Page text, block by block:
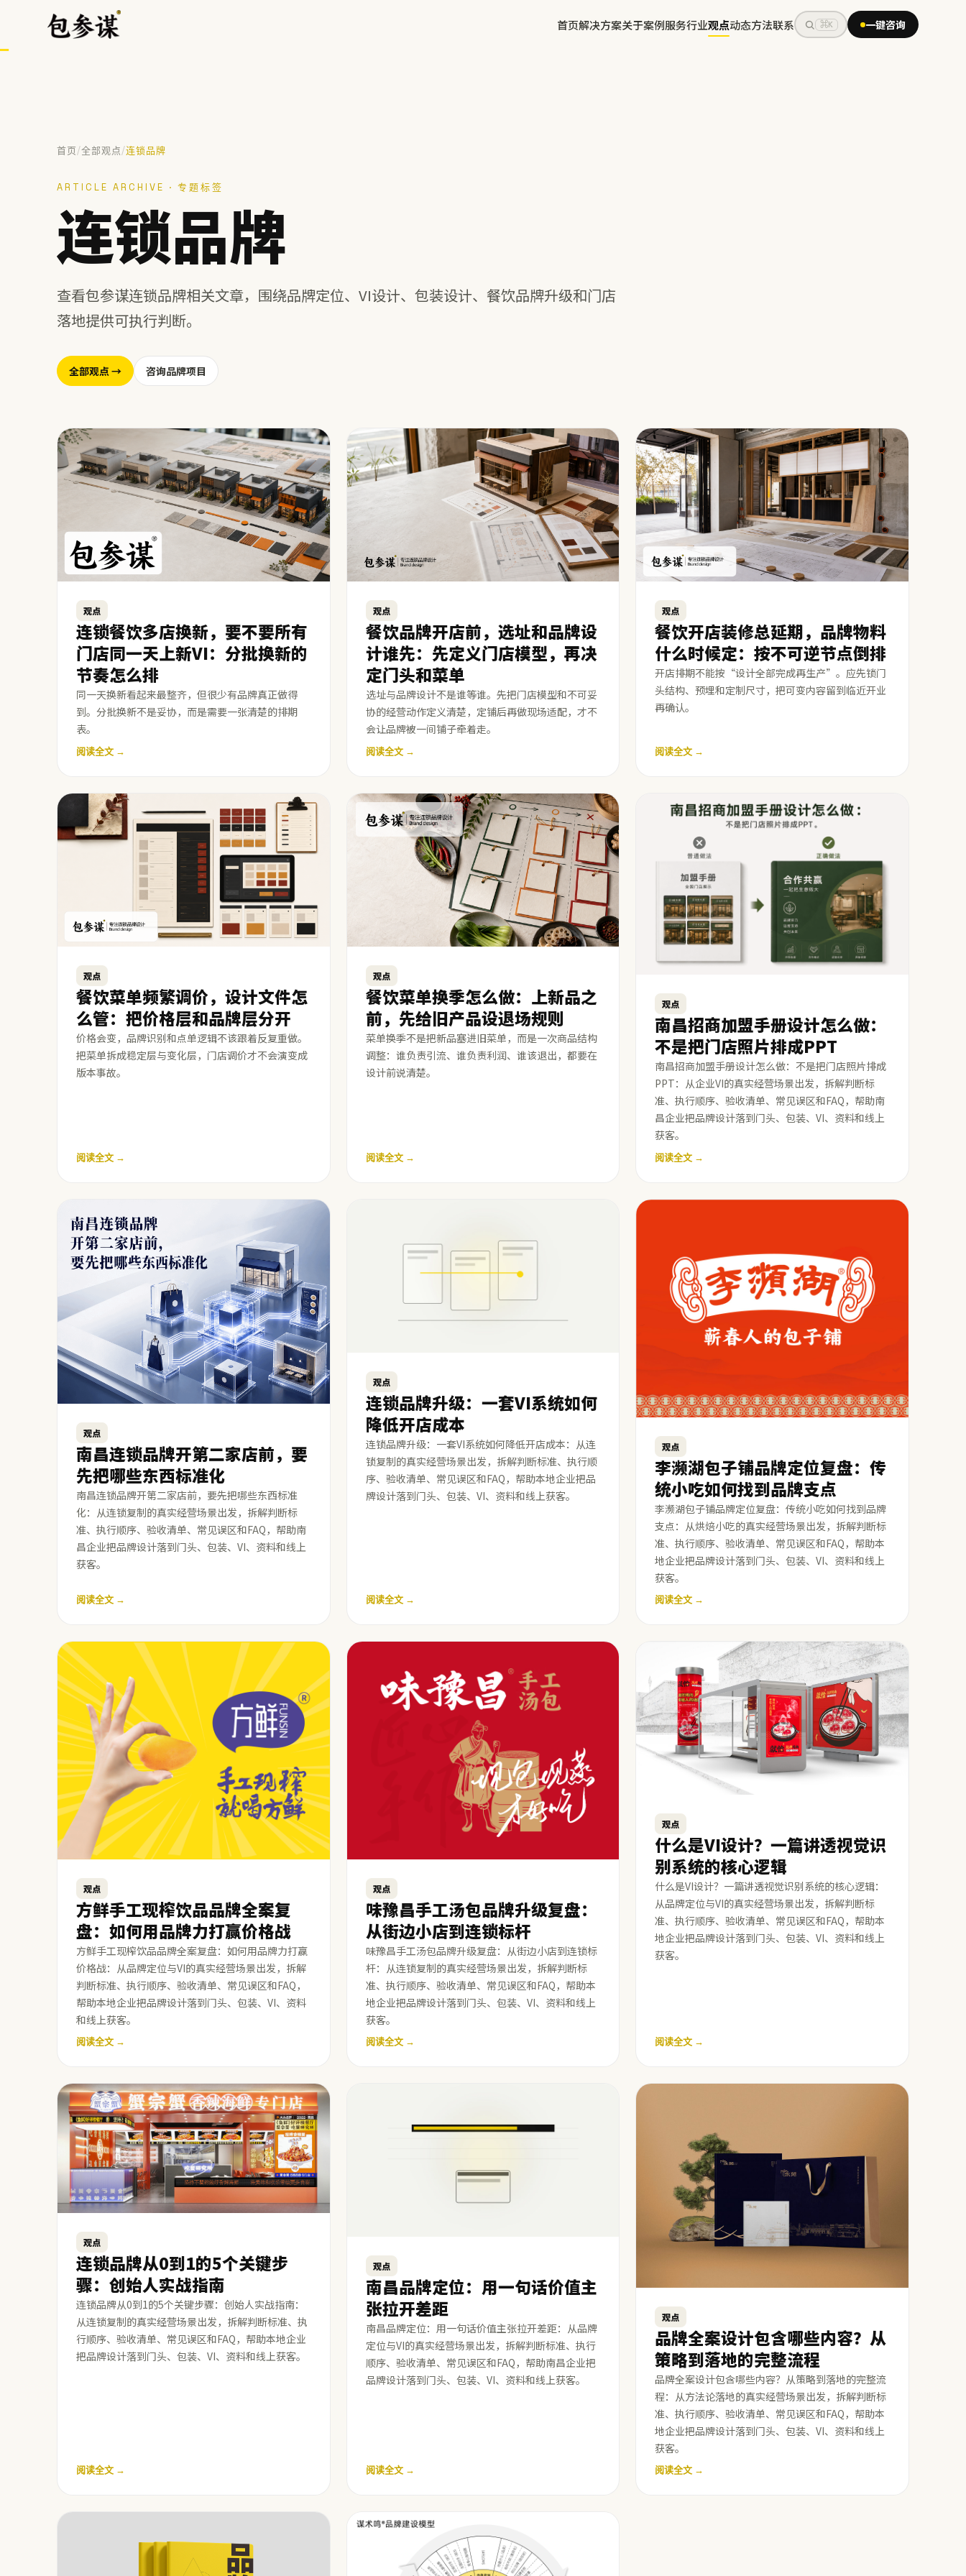
首页解决方案关于案例服务行业观点动态方法联系 ⌘K 一键咨询
热门搜索
VI设计 空间设计 标志设计
提示：⌘/Ctrl + K 随时唤起搜索
首页/全部观点/连锁品牌
ARTICLE ARCHIVE · 专题标签
连锁品牌
查看包参谋连锁品牌相关文章，围绕品牌定位、VI设计、包装设计、餐饮品牌升级和门店
落地提供可执行判断。
全部观点 → 咨询品牌项目
观点
连锁餐饮多店换新，要不要所有
门店同一天上新VI：分批换新的
节奏怎么排
同一天换新看起来最整齐，但很少有品牌真正做得
到。分批换新不是妥协，而是需要一张清楚的排期
表。
阅读全文 →
观点
餐饮品牌开店前，选址和品牌设
计谁先：先定义门店模型，再决
定门头和菜单
选址与品牌设计不是谁等谁。先把门店模型和不可妥
协的经营动作定义清楚，定铺后再做现场适配，才不
会让品牌被一间铺子牵着走。
阅读全文 →
观点
餐饮开店装修总延期，品牌物料
什么时候定：按不可逆节点倒排
开店排期不能按“设计全部完成再生产”。应先锁门
头结构、预埋和定制尺寸，把可变内容留到临近开业
再确认。
阅读全文 →
观点
餐饮菜单频繁调价，设计文件怎
么管：把价格层和品牌层分开
价格会变，品牌识别和点单逻辑不该跟着反复重做。
把菜单拆成稳定层与变化层，门店调价才不会演变成
版本事故。
阅读全文 →
观点
餐饮菜单换季怎么做：上新品之
前，先给旧产品设退场规则
菜单换季不是把新品塞进旧菜单，而是一次商品结构
调整：谁负责引流、谁负责利润、谁该退出，都要在
设计前说清楚。
阅读全文 →
观点
南昌招商加盟手册设计怎么做：
不是把门店照片排成PPT
南昌招商加盟手册设计怎么做：不是把门店照片排成
PPT：从企业VI的真实经营场景出发，拆解判断标
准、执行顺序、验收清单、常见误区和FAQ，帮助南
昌企业把品牌设计落到门头、包装、VI、资料和线上
获客。
阅读全文 →
观点
南昌连锁品牌开第二家店前，要
先把哪些东西标准化
南昌连锁品牌开第二家店前，要先把哪些东西标准
化：从连锁复制的真实经营场景出发，拆解判断标
准、执行顺序、验收清单、常见误区和FAQ，帮助南
昌企业把品牌设计落到门头、包装、VI、资料和线上
获客。
阅读全文 →
观点
连锁品牌升级：一套VI系统如何
降低开店成本
连锁品牌升级：一套VI系统如何降低开店成本：从连
锁复制的真实经营场景出发，拆解判断标准、执行顺
序、验收清单、常见误区和FAQ，帮助本地企业把品
牌设计落到门头、包装、VI、资料和线上获客。
阅读全文 →
观点
李濒湖包子铺品牌定位复盘：传
统小吃如何找到品牌支点
李濒湖包子铺品牌定位复盘：传统小吃如何找到品牌
支点：从烘焙小吃的真实经营场景出发，拆解判断标
准、执行顺序、验收清单、常见误区和FAQ，帮助本
地企业把品牌设计落到门头、包装、VI、资料和线上
获客。
阅读全文 →
观点
方鲜手工现榨饮品品牌全案复
盘：如何用品牌力打赢价格战
方鲜手工现榨饮品品牌全案复盘：如何用品牌力打赢
价格战：从品牌定位与VI的真实经营场景出发，拆解
判断标准、执行顺序、验收清单、常见误区和FAQ，
帮助本地企业把品牌设计落到门头、包装、VI、资料
和线上获客。
阅读全文 →
观点
味豫昌手工汤包品牌升级复盘：
从街边小店到连锁标杆
味豫昌手工汤包品牌升级复盘：从街边小店到连锁标
杆：从连锁复制的真实经营场景出发，拆解判断标
准、执行顺序、验收清单、常见误区和FAQ，帮助本
地企业把品牌设计落到门头、包装、VI、资料和线上
获客。
阅读全文 →
观点
什么是VI设计？一篇讲透视觉识
别系统的核心逻辑
什么是VI设计？一篇讲透视觉识别系统的核心逻辑：
从品牌定位与VI的真实经营场景出发，拆解判断标
准、执行顺序、验收清单、常见误区和FAQ，帮助本
地企业把品牌设计落到门头、包装、VI、资料和线上
获客。
阅读全文 →
观点
连锁品牌从0到1的5个关键步
骤：创始人实战指南
连锁品牌从0到1的5个关键步骤：创始人实战指南：
从连锁复制的真实经营场景出发，拆解判断标准、执
行顺序、验收清单、常见误区和FAQ，帮助本地企业
把品牌设计落到门头、包装、VI、资料和线上获客。
阅读全文 →
观点
南昌品牌定位：用一句话价值主
张拉开差距
南昌品牌定位：用一句话价值主张拉开差距：从品牌
定位与VI的真实经营场景出发，拆解判断标准、执行
顺序、验收清单、常见误区和FAQ，帮助南昌企业把
品牌设计落到门头、包装、VI、资料和线上获客。
阅读全文 →
观点
品牌全案设计包含哪些内容？从
策略到落地的完整流程
品牌全案设计包含哪些内容？从策略到落地的完整流
程：从方法论落地的真实经营场景出发，拆解判断标
准、执行顺序、验收清单、常见误区和FAQ，帮助本
地企业把品牌设计落到门头、包装、VI、资料和线上
获客。
阅读全文 →